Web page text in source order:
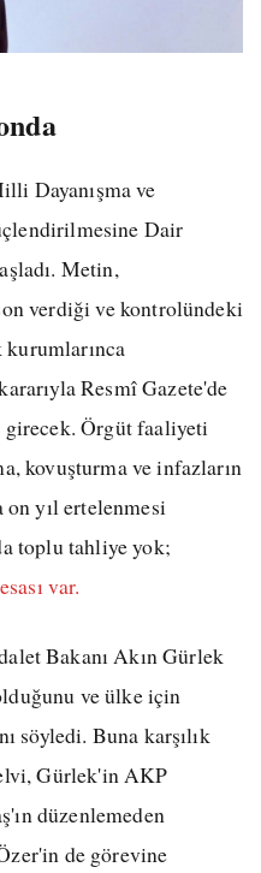
Dayanışma ve
Dair
Metin,
verdiği ve kontrolündeki
Resmî Gazete'de
girecek. Örgüt faaliyeti
kovuşturma ve infazların
on yıl ertelenmesi
toplu tahliye yok;
esası var.
Bakanı Akın Gürlek
ve ülke için
söyledi. Buna karşılık
Gürlek'in AKP
düzenlemeden
de görevine